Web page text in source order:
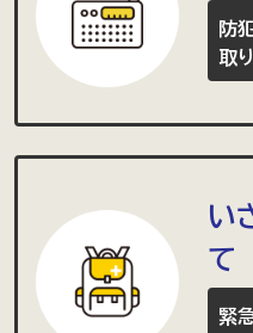
防
取
い
て
緊